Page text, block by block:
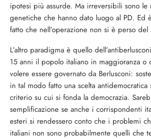
ipotesi più assurde. Ma irreversibili sono le
genetiche che hanno dato luogo al PD. Ed
fatto che nell’operazione non si è perso del
L’altro paradigma è quello
15 anni il popolo italiano in maggioranza o
volere essere governato da Berlusconi:
in tal modo fatto una scelta
criterio su cui si fonda la democrazia.
semplificazione se anche i corrispondenti
esteri si rendessero conto che i problemi
italiani non sono probabilmente quelli che